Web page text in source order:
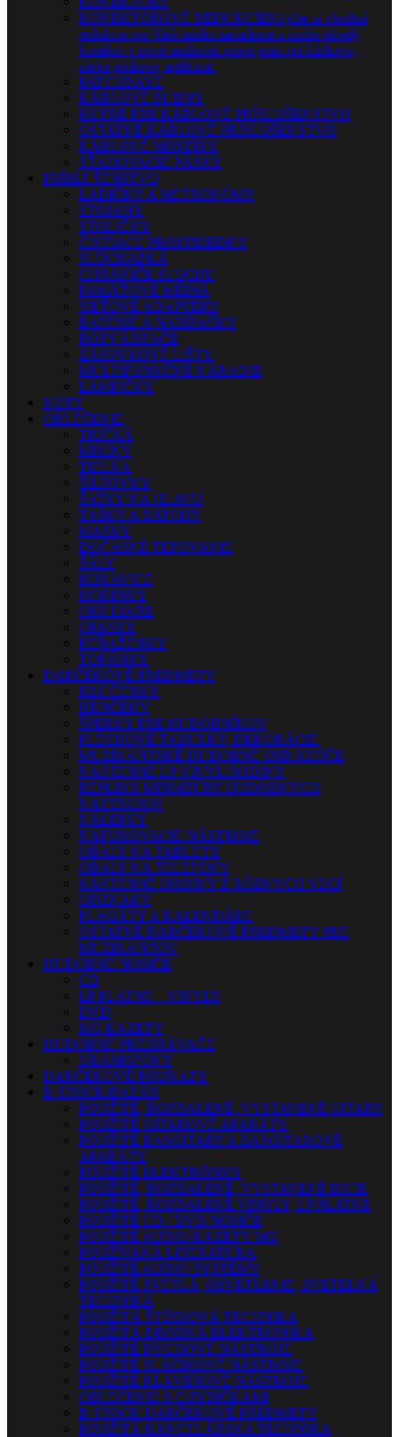
KONEKTOROVÉ REDUKCIENájdite si vhodnú
redukciu pre Vaše audio zariadenie a zažite skvelý
komfort + nové možnosti prepojenia pri štúdiovej,
alebo pódiovej aplikácii.
PATCHBAYE
KÁBLOVÉ BUBNY
KUFRE PRE KÁBLOVÉ PRÍSLUŠENSTVO
OSTATNÉ KÁBLOVÉ PRÍSLUŠENSTVO
KÁBLOVÉ MOSTÍKY
SŤAHOVACIE PÁSKY
PRÍSLUŠENSTVO
LADIČKY A METRONÓMY
STOJANY
STOLIČKY
ČISTIACE PROSTRIEDKY
SLÚCHADLÁ
CHRÁNIČE SLUCHU
PAMÄŤOVÉ MÉDIÁ
SIEŤOVÉ ADAPTÉRY
BATÉRIE A NABÍJAČKY
ROZVÁDZAČE
ZÁSUVKOVÉ LIŠTY
MULTIFUNKČNÉ NÁRADIE
LAMPIČKY
NOTY
OBLEČENIE
TRIČKÁ
MIKINY
TIELKA
ŠILTOVKY
ŠATKY NA HLAVU
TAŠKY A BATOHY
MASKY
DOČASNÉ TETOVANIE
ŠÁLY
RUKAVICE
HODINKY
OKULIARE
OPASKY
PEŇAŽENKY
TOPÁNKY
DARČEKOVÉ PREDMETY
KĽÚČENKY
HRNČEKY
ŠPERKY PRE HUDOBNÍKOV
PLECHOVÉ TABUĽKY, DEKORÁCIE
MUZIKANTSKÉ HUDOBNÉ USB KĽÚČE
NÁSTENNÉ LP VINYL HODINY
REPLIKY-MINIATÚRY HUDOBNÝCH
NÁSTROJOV
NÁLEPKY
NAFUKOVACIE NÁSTROJE
OBALY NA TABLETY
OBALY NA TELEFÓNY
NÁSTENNÉ HODINY Z RÔZNYCH VECÍ
ODZNAKY
PLAGÁTY A KALENDÁRE
OSTATNÉ DARČEKOVÉ PREDMETY PRE
MUZIKANTOV
HUDOBNÉ NOSIČE
CD
LP PLATNE – VINYLY
DVD
MG KAZETY
HUDOBNÉ PREHRÁVAČE
GRAMOFÓNY
DARČEKOVÉ POUKAZY
B-STOCK/BAZÁR
POUŽITÉ, ROZBALENÉ, VYSTAVENÉ GITARY
POUŽITÉ GITAROVÉ APARÁTY
POUŽITÉ BASGITARY A BASGITAROVÉ
APARÁTY
POUŽITÉ ELEKTRÓNKY
POUŽITÉ, ROZBALENÉ, VYSTAVENÉ BICIE
POUŽITÉ, ROZBALENÉ VINYLY, LP PLATNE
POUŽITÉ CD / DVD NOSIČE
POUŽITÉ AUDIO KAZETY MG
POUŽÍVANÁ LITERATÚRA
POUŽITÉ AUDIO SYSTÉMY
POUŽITÉ SVETLÁ, OSVETLENIE, SVETELNÁ
TECHNIKA
POUŽITÁ ŠTÚDIOVÁ TECHNIKA
POUŽITÁ DROBNÁ ELEKTRONIKA
POUŽITÉ DYCHOVÉ NÁSTROJE
POUŽITÉ SLÁČIKOVÉ NÁSTROJE
POUŽITÉ KLÁVESOVÉ NÁSTROJE
OBLEČENIE S CHYBIČKAMI
B-STOCK DARČEKOVÉ PREDMETY
POUŽITÁ KANCELÁRSKA TECHNIKA